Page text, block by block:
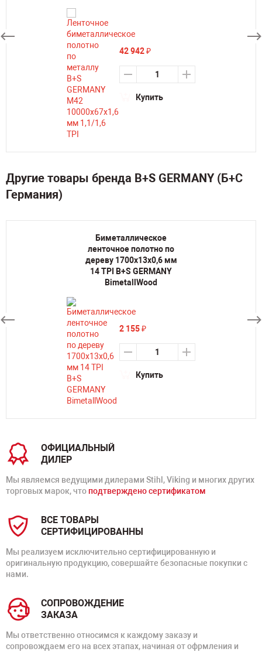
42 942₽
Купить
Другие товары бренда B+S GERMANY (Б+С
Германия)
Биметаллическое
ленточное полотно по
дереву 1700х13х0,6 мм
14 TPI B+S GERMANY
BimetallWood
2 155₽
Купить
ОФИЦИАЛЬНЫЙ
ДИЛЕР
Мы являемся ведущими дилерами Stihl, Viking и многих других
торговых марок, что подтверждено сертификатом
ВСЕ ТОВАРЫ
СЕРТИФИЦИРОВАННЫ
Мы реализуем исключительно сертифицированную и
оригинальную продукцию, совершайте безопасные покупки с
нами.
СОПРОВОЖДЕНИЕ
ЗАКАЗА
Мы ответственно относимся к каждому заказу и
сопровождаем его на всех этапах, начиная от офрмления и